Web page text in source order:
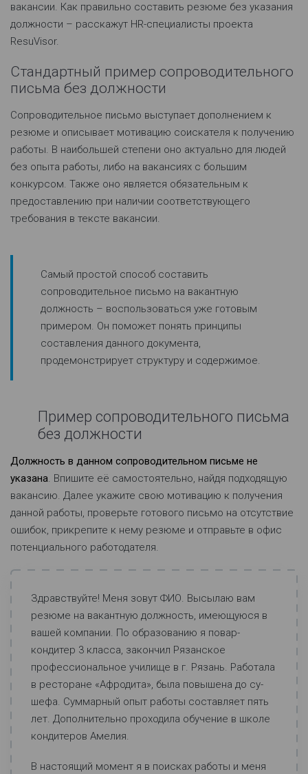
вакансии. Как правильно составить резюме без указания
должности – расскажут HR-специалисты проекта
ResuVisor.
Стандартный пример сопроводительного
письма без должности
Сопроводительное письмо выступает дополнением к
резюме и описывает мотивацию соискателя к получению
работы. В наибольшей степени оно актуально для людей
без опыта работы, либо на вакансиях с большим
конкурсом. Также оно является обязательным к
предоставлению при наличии соответствующего
требования в тексте вакансии.
Самый простой способ составить
сопроводительное письмо на вакантную
должность – воспользоваться уже готовым
примером. Он поможет понять принципы
составления данного документа,
продемонстрирует структуру и содержимое.
Пример сопроводительного письма
без должности
Должность в данном сопроводительном письме не
указана. Впишите её самостоятельно, найдя подходящую
вакансию. Далее укажите свою мотивацию к получения
данной работы, проверьте готового письмо на отсутствие
ошибок, прикрепите к нему резюме и отправьте в офис
потенциального работодателя.
Здравствуйте! Меня зовут ФИО. Высылаю вам
резюме на вакантную должность, имеющуюся в
вашей компании. По образованию я повар-
кондитер 3 класса, закончил Рязанское
профессиональное училище в г. Рязань. Работала
в ресторане «Афродита», была повышена до су-
шефа. Суммарный опыт работы составляет пять
лет. Дополнительно проходила обучение в школе
кондитеров Амелия.
В настоящий момент я в поисках работы и меня